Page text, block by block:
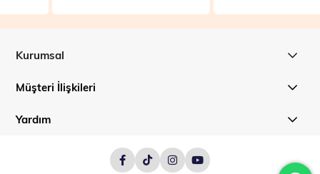
Kurumsal
Müşteri İlişkileri
Yardım